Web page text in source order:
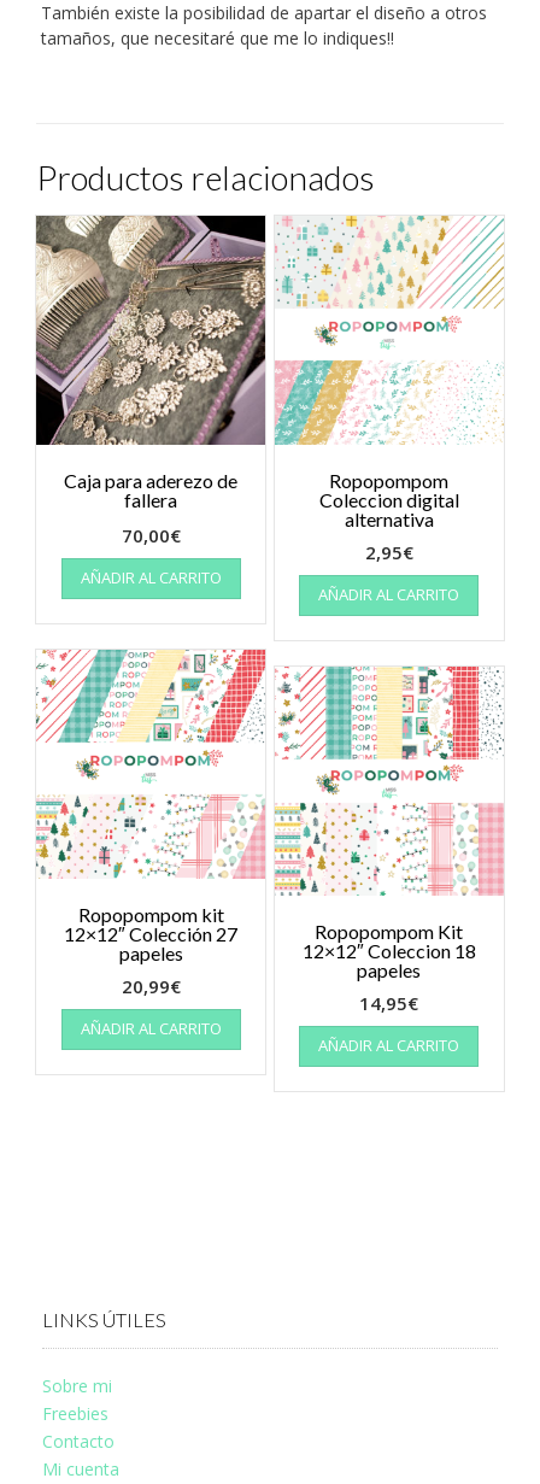
También existe la posibilidad de apartar el diseño a otros
tamaños, que necesitaré que me lo indiques!!
Productos relacionados
Caja para aderezo de
fallera
70,00€
AÑADIR AL CARRITO
Ropopompom
Coleccion digital
alternativa
2,95€
AÑADIR AL CARRITO
Ropopompom kit
12×12″ Colección 27
papeles
20,99€
AÑADIR AL CARRITO
Ropopompom Kit
12×12″ Coleccion 18
papeles
14,95€
AÑADIR AL CARRITO
LINKS ÚTILES
Sobre mi
Freebies
Contacto
Mi cuenta